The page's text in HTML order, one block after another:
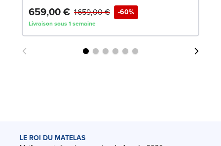
659,00 € -60%
1 659,00 €
Livraison sous 1 semaine
LE ROI DU MATELAS